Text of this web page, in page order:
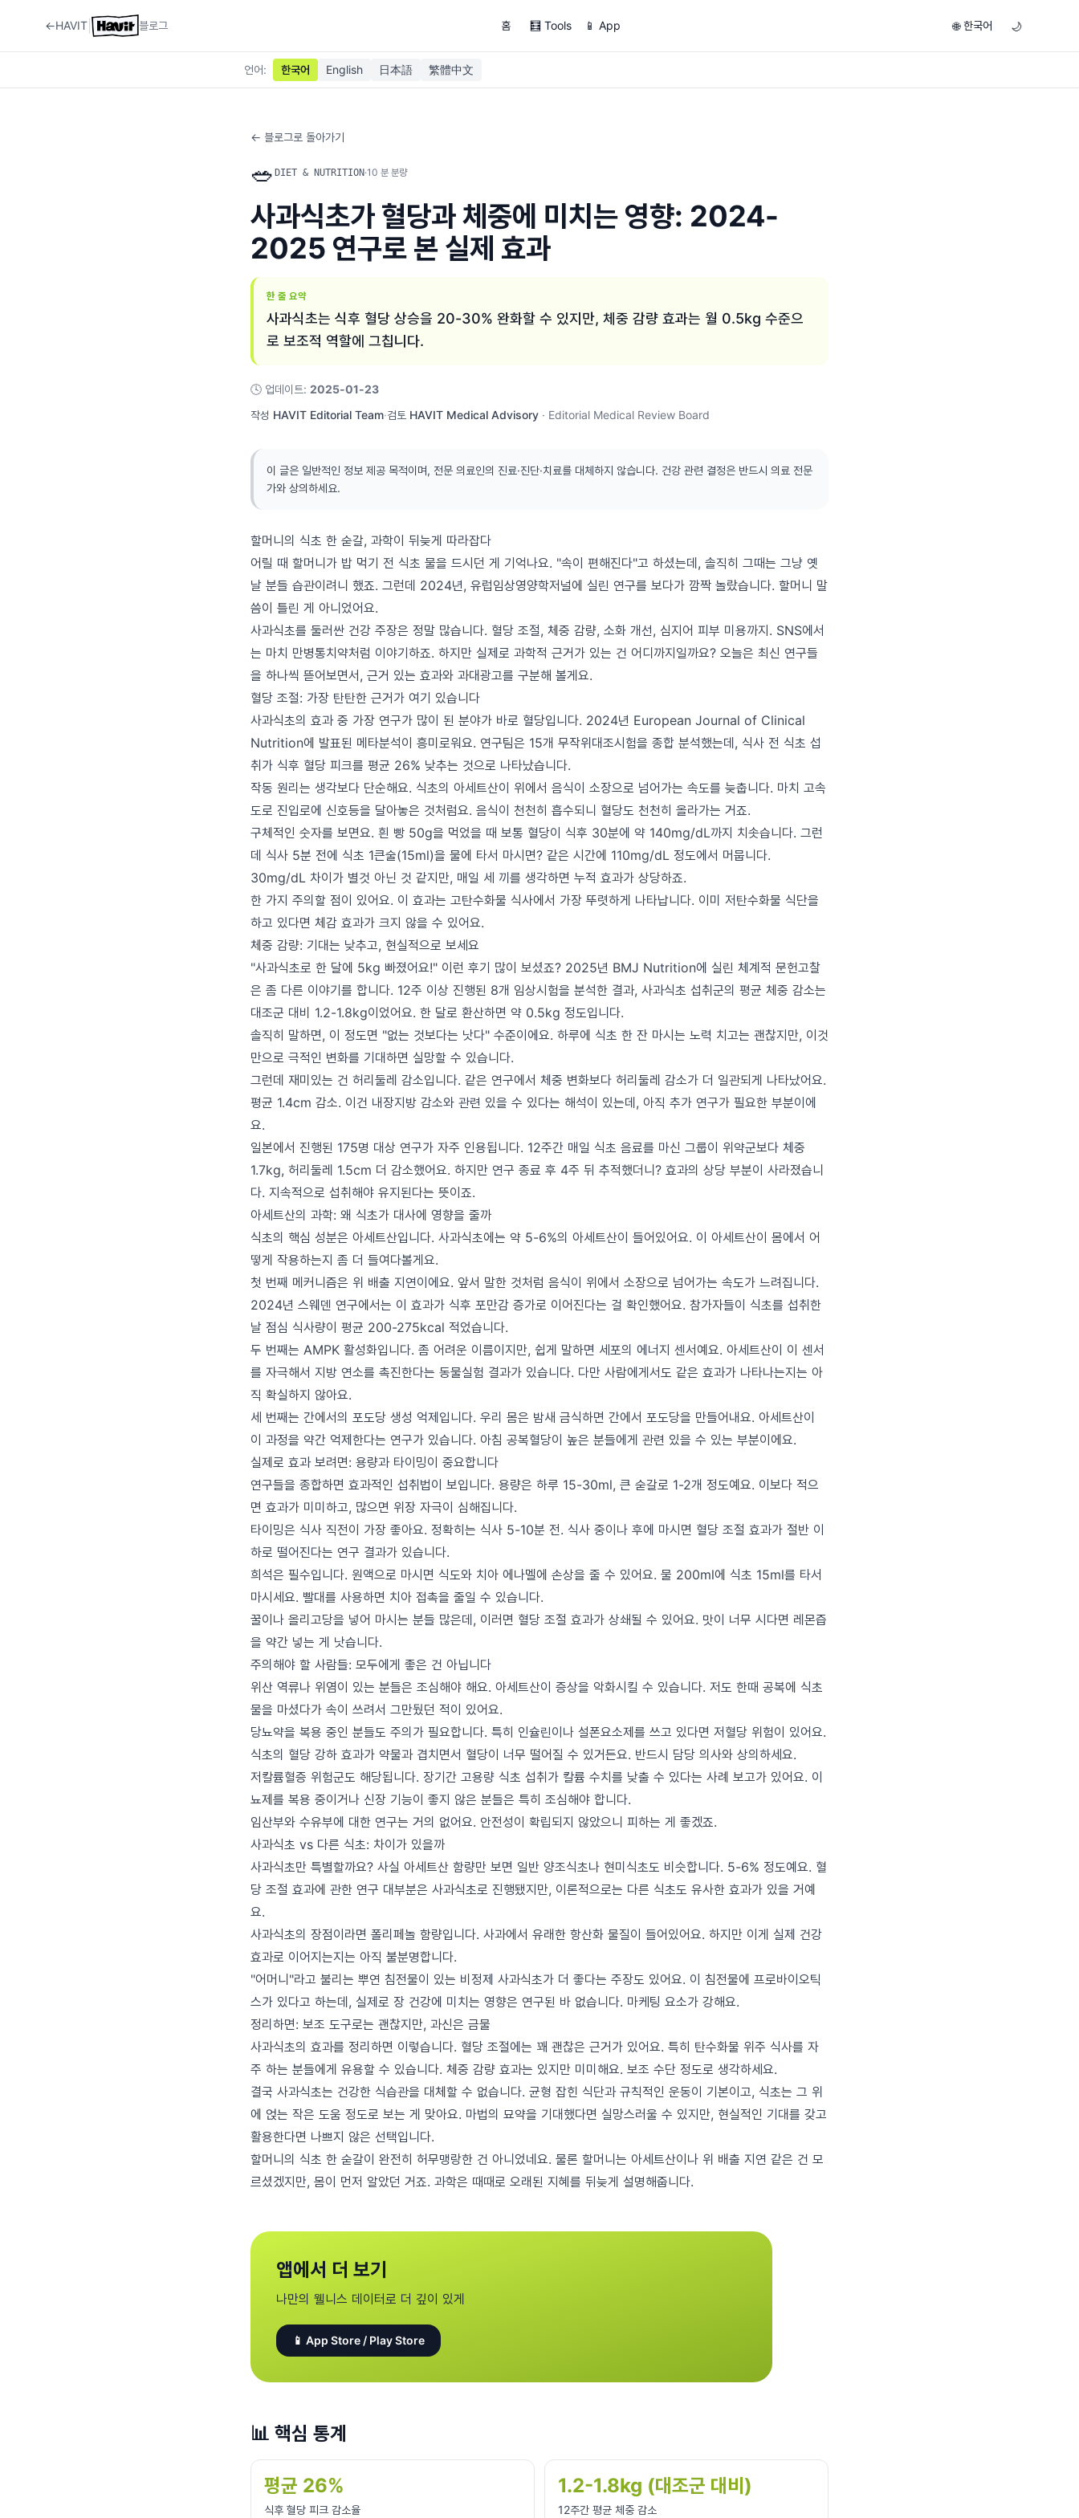
←HAVIT 블로그 홈 🧮 Tools 📱 App 🌐 한국어 🌙
언어: 한국어 English 日本語 繁體中文
← 블로그로 돌아가기
🥗 DIET & NUTRITION·10 분 분량
사과식초가 혈당과 체중에 미치는 영향: 2024-
2025 연구로 본 실제 효과
한 줄 요약
사과식초는 식후 혈당 상승을 20-30% 완화할 수 있지만, 체중 감량 효과는 월 0.5kg 수준으
로 보조적 역할에 그칩니다.
🕓 업데이트: 2025-01-23
작성 HAVIT Editorial Team·검토 HAVIT Medical Advisory · Editorial Medical Review Board
이 글은 일반적인 정보 제공 목적이며, 전문 의료인의 진료·진단·치료를 대체하지 않습니다. 건강 관련 결정은 반드시 의료 전문
가와 상의하세요.
할머니의 식초 한 숟갈, 과학이 뒤늦게 따라잡다
어릴 때 할머니가 밥 먹기 전 식초 물을 드시던 게 기억나요. "속이 편해진다"고 하셨는데, 솔직히 그때는 그냥 옛
날 분들 습관이려니 했죠. 그런데 2024년, 유럽임상영양학저널에 실린 연구를 보다가 깜짝 놀랐습니다. 할머니 말
씀이 틀린 게 아니었어요.
사과식초를 둘러싼 건강 주장은 정말 많습니다. 혈당 조절, 체중 감량, 소화 개선, 심지어 피부 미용까지. SNS에서
는 마치 만병통치약처럼 이야기하죠. 하지만 실제로 과학적 근거가 있는 건 어디까지일까요? 오늘은 최신 연구들
을 하나씩 뜯어보면서, 근거 있는 효과와 과대광고를 구분해 볼게요.
혈당 조절: 가장 탄탄한 근거가 여기 있습니다
사과식초의 효과 중 가장 연구가 많이 된 분야가 바로 혈당입니다. 2024년 European Journal of Clinical
Nutrition에 발표된 메타분석이 흥미로워요. 연구팀은 15개 무작위대조시험을 종합 분석했는데, 식사 전 식초 섭
취가 식후 혈당 피크를 평균 26% 낮추는 것으로 나타났습니다.
작동 원리는 생각보다 단순해요. 식초의 아세트산이 위에서 음식이 소장으로 넘어가는 속도를 늦춥니다. 마치 고속
도로 진입로에 신호등을 달아놓은 것처럼요. 음식이 천천히 흡수되니 혈당도 천천히 올라가는 거죠.
구체적인 숫자를 보면요. 흰 빵 50g을 먹었을 때 보통 혈당이 식후 30분에 약 140mg/dL까지 치솟습니다. 그런
데 식사 5분 전에 식초 1큰술(15ml)을 물에 타서 마시면? 같은 시간에 110mg/dL 정도에서 머뭅니다.
30mg/dL 차이가 별것 아닌 것 같지만, 매일 세 끼를 생각하면 누적 효과가 상당하죠.
한 가지 주의할 점이 있어요. 이 효과는 고탄수화물 식사에서 가장 뚜렷하게 나타납니다. 이미 저탄수화물 식단을
하고 있다면 체감 효과가 크지 않을 수 있어요.
체중 감량: 기대는 낮추고, 현실적으로 보세요
"사과식초로 한 달에 5kg 빠졌어요!" 이런 후기 많이 보셨죠? 2025년 BMJ Nutrition에 실린 체계적 문헌고찰
은 좀 다른 이야기를 합니다. 12주 이상 진행된 8개 임상시험을 분석한 결과, 사과식초 섭취군의 평균 체중 감소는
대조군 대비 1.2-1.8kg이었어요. 한 달로 환산하면 약 0.5kg 정도입니다.
솔직히 말하면, 이 정도면 "없는 것보다는 낫다" 수준이에요. 하루에 식초 한 잔 마시는 노력 치고는 괜찮지만, 이것
만으로 극적인 변화를 기대하면 실망할 수 있습니다.
그런데 재미있는 건 허리둘레 감소입니다. 같은 연구에서 체중 변화보다 허리둘레 감소가 더 일관되게 나타났어요.
평균 1.4cm 감소. 이건 내장지방 감소와 관련 있을 수 있다는 해석이 있는데, 아직 추가 연구가 필요한 부분이에
요.
일본에서 진행된 175명 대상 연구가 자주 인용됩니다. 12주간 매일 식초 음료를 마신 그룹이 위약군보다 체중
1.7kg, 허리둘레 1.5cm 더 감소했어요. 하지만 연구 종료 후 4주 뒤 추적했더니? 효과의 상당 부분이 사라졌습니
다. 지속적으로 섭취해야 유지된다는 뜻이죠.
아세트산의 과학: 왜 식초가 대사에 영향을 줄까
식초의 핵심 성분은 아세트산입니다. 사과식초에는 약 5-6%의 아세트산이 들어있어요. 이 아세트산이 몸에서 어
떻게 작용하는지 좀 더 들여다볼게요.
첫 번째 메커니즘은 위 배출 지연이에요. 앞서 말한 것처럼 음식이 위에서 소장으로 넘어가는 속도가 느려집니다.
2024년 스웨덴 연구에서는 이 효과가 식후 포만감 증가로 이어진다는 걸 확인했어요. 참가자들이 식초를 섭취한
날 점심 식사량이 평균 200-275kcal 적었습니다.
두 번째는 AMPK 활성화입니다. 좀 어려운 이름이지만, 쉽게 말하면 세포의 에너지 센서예요. 아세트산이 이 센서
를 자극해서 지방 연소를 촉진한다는 동물실험 결과가 있습니다. 다만 사람에게서도 같은 효과가 나타나는지는 아
직 확실하지 않아요.
세 번째는 간에서의 포도당 생성 억제입니다. 우리 몸은 밤새 금식하면 간에서 포도당을 만들어내요. 아세트산이
이 과정을 약간 억제한다는 연구가 있습니다. 아침 공복혈당이 높은 분들에게 관련 있을 수 있는 부분이에요.
실제로 효과 보려면: 용량과 타이밍이 중요합니다
연구들을 종합하면 효과적인 섭취법이 보입니다. 용량은 하루 15-30ml, 큰 숟갈로 1-2개 정도예요. 이보다 적으
면 효과가 미미하고, 많으면 위장 자극이 심해집니다.
타이밍은 식사 직전이 가장 좋아요. 정확히는 식사 5-10분 전. 식사 중이나 후에 마시면 혈당 조절 효과가 절반 이
하로 떨어진다는 연구 결과가 있습니다.
희석은 필수입니다. 원액으로 마시면 식도와 치아 에나멜에 손상을 줄 수 있어요. 물 200ml에 식초 15ml를 타서
마시세요. 빨대를 사용하면 치아 접촉을 줄일 수 있습니다.
꿀이나 올리고당을 넣어 마시는 분들 많은데, 이러면 혈당 조절 효과가 상쇄될 수 있어요. 맛이 너무 시다면 레몬즙
을 약간 넣는 게 낫습니다.
주의해야 할 사람들: 모두에게 좋은 건 아닙니다
위산 역류나 위염이 있는 분들은 조심해야 해요. 아세트산이 증상을 악화시킬 수 있습니다. 저도 한때 공복에 식초
물을 마셨다가 속이 쓰려서 그만뒀던 적이 있어요.
당뇨약을 복용 중인 분들도 주의가 필요합니다. 특히 인슐린이나 설폰요소제를 쓰고 있다면 저혈당 위험이 있어요.
식초의 혈당 강하 효과가 약물과 겹치면서 혈당이 너무 떨어질 수 있거든요. 반드시 담당 의사와 상의하세요.
저칼륨혈증 위험군도 해당됩니다. 장기간 고용량 식초 섭취가 칼륨 수치를 낮출 수 있다는 사례 보고가 있어요. 이
뇨제를 복용 중이거나 신장 기능이 좋지 않은 분들은 특히 조심해야 합니다.
임산부와 수유부에 대한 연구는 거의 없어요. 안전성이 확립되지 않았으니 피하는 게 좋겠죠.
사과식초 vs 다른 식초: 차이가 있을까
사과식초만 특별할까요? 사실 아세트산 함량만 보면 일반 양조식초나 현미식초도 비슷합니다. 5-6% 정도예요. 혈
당 조절 효과에 관한 연구 대부분은 사과식초로 진행됐지만, 이론적으로는 다른 식초도 유사한 효과가 있을 거예
요.
사과식초의 장점이라면 폴리페놀 함량입니다. 사과에서 유래한 항산화 물질이 들어있어요. 하지만 이게 실제 건강
효과로 이어지는지는 아직 불분명합니다.
"어머니"라고 불리는 뿌연 침전물이 있는 비정제 사과식초가 더 좋다는 주장도 있어요. 이 침전물에 프로바이오틱
스가 있다고 하는데, 실제로 장 건강에 미치는 영향은 연구된 바 없습니다. 마케팅 요소가 강해요.
정리하면: 보조 도구로는 괜찮지만, 과신은 금물
사과식초의 효과를 정리하면 이렇습니다. 혈당 조절에는 꽤 괜찮은 근거가 있어요. 특히 탄수화물 위주 식사를 자
주 하는 분들에게 유용할 수 있습니다. 체중 감량 효과는 있지만 미미해요. 보조 수단 정도로 생각하세요.
결국 사과식초는 건강한 식습관을 대체할 수 없습니다. 균형 잡힌 식단과 규칙적인 운동이 기본이고, 식초는 그 위
에 얹는 작은 도움 정도로 보는 게 맞아요. 마법의 묘약을 기대했다면 실망스러울 수 있지만, 현실적인 기대를 갖고
활용한다면 나쁘지 않은 선택입니다.
할머니의 식초 한 숟갈이 완전히 허무맹랑한 건 아니었네요. 물론 할머니는 아세트산이나 위 배출 지연 같은 건 모
르셨겠지만, 몸이 먼저 알았던 거죠. 과학은 때때로 오래된 지혜를 뒤늦게 설명해줍니다.
앱에서 더 보기
나만의 웰니스 데이터로 더 깊이 있게
📱 App Store / Play Store
📊 핵심 통계
평균 26%
식후 혈당 피크 감소율
1.2-1.8kg (대조군 대비)
12주간 평균 체중 감소